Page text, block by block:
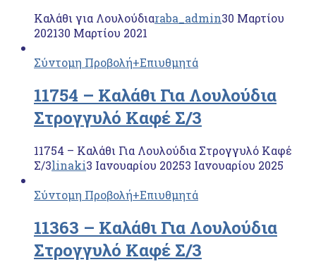
Καλάθι για Λουλούδιαraba_admin30 Μαρτίου
202130 Μαρτίου 2021
Σύντομη Προβολή+Επιυθμητά
11754 – Kαλάθι Για Λουλούδια
Στρογγυλό Καφέ Σ/3
11754 – Kαλάθι Για Λουλούδια Στρογγυλό Καφέ
Σ/3linaki3 Ιανουαρίου 20253 Ιανουαρίου 2025
Σύντομη Προβολή+Επιυθμητά
11363 – Kαλάθι Για Λουλούδια
Στρογγυλό Καφέ Σ/3